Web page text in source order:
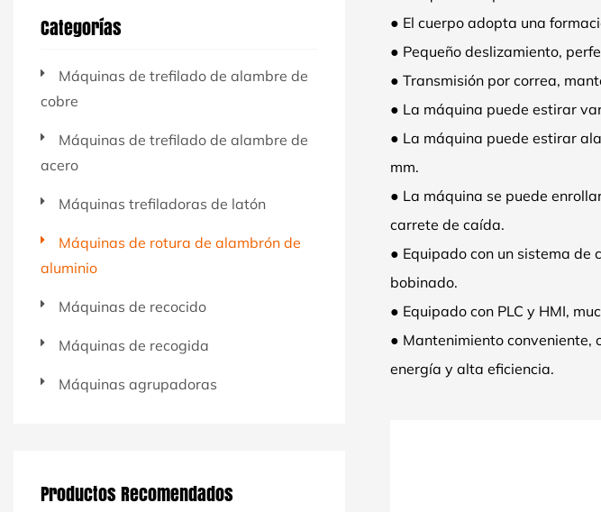
Categorías
Máquinas de trefilado de alambre de
cobre
Máquinas de trefilado de alambre de
acero
Máquinas trefiladoras de latón
Máquinas de rotura de alambrón de
aluminio
Máquinas de recocido
Máquinas de recogida
Máquinas agrupadoras
Productos Recomendados
● El cuerpo adopta una
● Pequeño deslizamiento,
● Transmisión por correa,
● La máquina puede estirar
● La máquina puede estirar
mm.
● La máquina se puede
carrete de caída.
● Equipado con un sistema de
bobinado.
● Equipado con PLC y HMI,
● Mantenimiento conveniente,
energía y alta eficiencia.